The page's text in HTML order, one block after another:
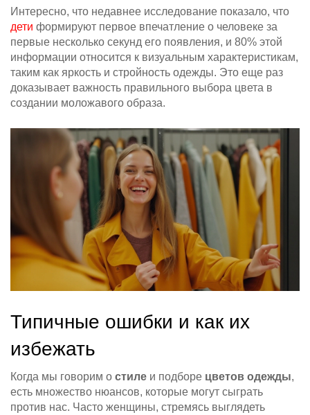
Интересно, что недавнее исследование показало, что
дети формируют первое впечатление о человеке за
первые несколько секунд его появления, и 80% этой
информации относится к визуальным характеристикам,
таким как яркость и стройность одежды. Это еще раз
доказывает важность правильного выбора цвета в
создании моложавого образа.
Типичные ошибки и как их
избежать
Когда мы говорим о стиле и подборе цветов одежды,
есть множество нюансов, которые могут сыграть
против нас. Часто женщины, стремясь выглядеть